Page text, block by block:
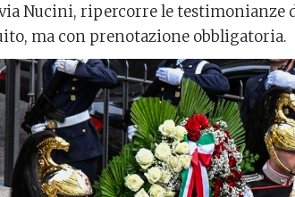
Nucini, ripercorre le testimonianze
ma con prenotazione obbligatoria.